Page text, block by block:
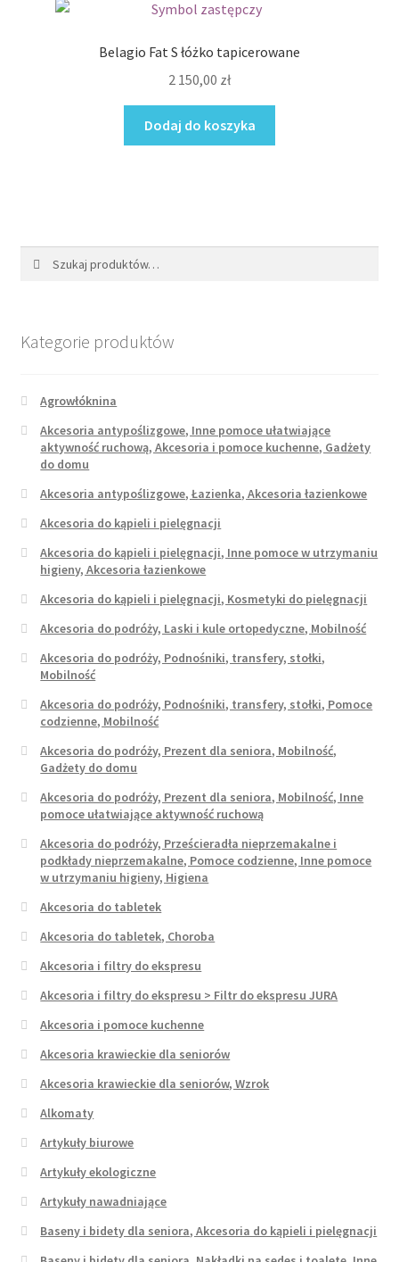
Belagio Fat S łóżko tapicerowane
2 150,00 zł
Dodaj do koszyka
Kategorie produktów
Agrowłóknina
Akcesoria antypoślizgowe, Inne pomoce ułatwiające
aktywność ruchową, Akcesoria i pomoce kuchenne, Gadżety
do domu
Akcesoria antypoślizgowe, Łazienka, Akcesoria łazienkowe
Akcesoria do kąpieli i pielęgnacji
Akcesoria do kąpieli i pielęgnacji, Inne pomoce w utrzymaniu
higieny, Akcesoria łazienkowe
Akcesoria do kąpieli i pielęgnacji, Kosmetyki do pielęgnacji
Akcesoria do podróży, Laski i kule ortopedyczne, Mobilność
Akcesoria do podróży, Podnośniki, transfery, stołki,
Mobilność
Akcesoria do podróży, Podnośniki, transfery, stołki, Pomoce
codzienne, Mobilność
Akcesoria do podróży, Prezent dla seniora, Mobilność,
Gadżety do domu
Akcesoria do podróży, Prezent dla seniora, Mobilność, Inne
pomoce ułatwiające aktywność ruchową
Akcesoria do podróży, Prześcieradła nieprzemakalne i
podkłady nieprzemakalne, Pomoce codzienne, Inne pomoce
w utrzymaniu higieny, Higiena
Akcesoria do tabletek
Akcesoria do tabletek, Choroba
Akcesoria i filtry do ekspresu
Akcesoria i filtry do ekspresu > Filtr do ekspresu JURA
Akcesoria i pomoce kuchenne
Akcesoria krawieckie dla seniorów
Akcesoria krawieckie dla seniorów, Wzrok
Alkomaty
Artykuły biurowe
Artykuły ekologiczne
Artykuły nawadniające
Baseny i bidety dla seniora, Akcesoria do kąpieli i pielęgnacji